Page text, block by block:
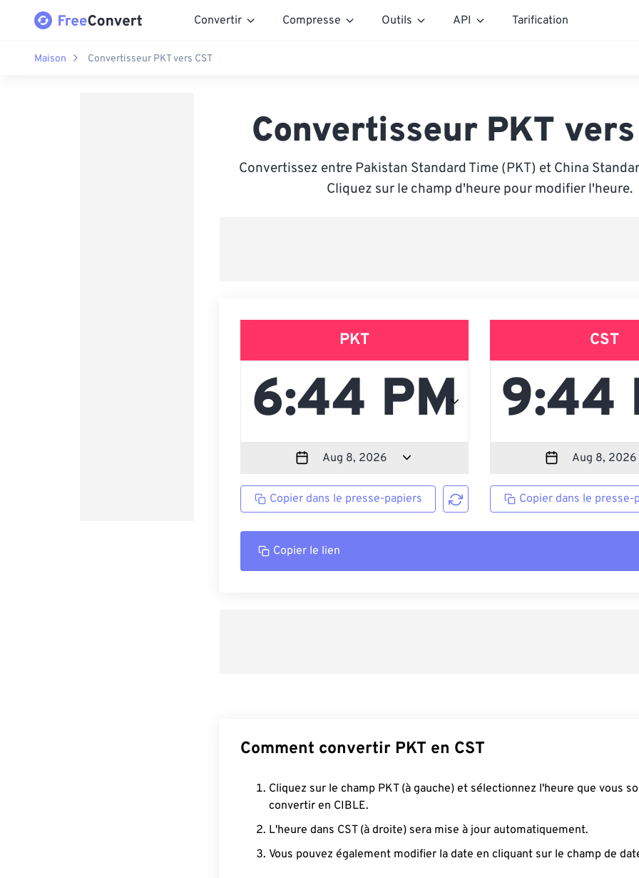
Convertir Compresse Outils API Tarification
Maison Convertisseur PKT vers CST
Convertisseur PKT vers
Convertissez entre Pakistan Standard Time (PKT) et China
Cliquez sur le champ d'heure pour modifier l'heure.
PKT
Copier dans le presse-papiers
CST
Copier dans le presse-
Copier le lien
Comment convertir PKT en CST
Cliquez sur le champ PKT (à gauche) et sélectionnez l'heure que vous
convertir en CIBLE.
L'heure dans CST (à droite) sera mise à jour automatiquement.
Vous pouvez également modifier la date en cliquant sur le champ de